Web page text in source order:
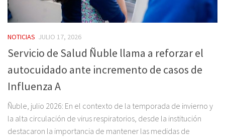
NOTICIAS JULIO 17, 2026
Servicio de Salud Ñuble llama a reforzar el
autocuidado ante incremento de casos de
Influenza A
Ñuble, julio 2026: En el contexto de la temporada de invierno y
la alta circulación de virus respiratorios, desde la institución
destacaron la importancia de mantener las medidas de